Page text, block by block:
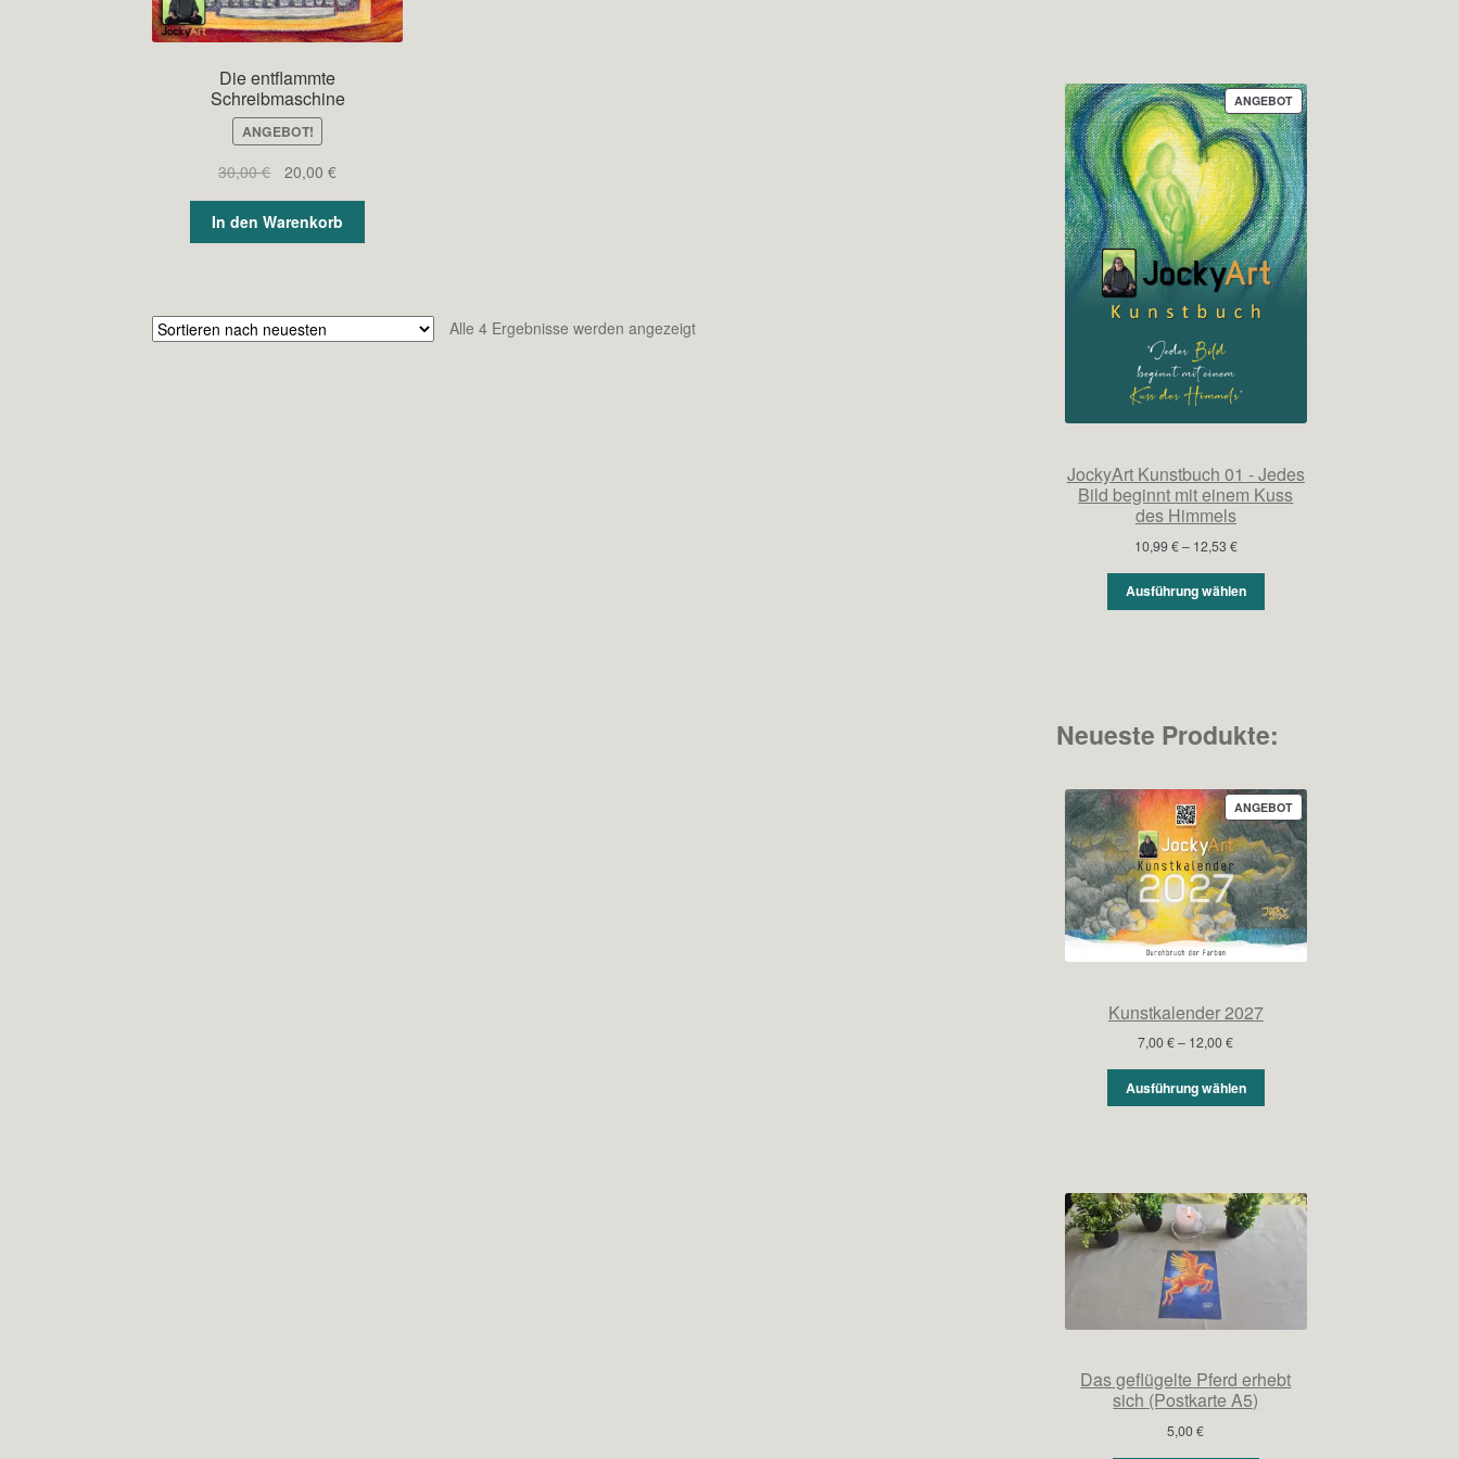
Die entflammte
Schreibmaschine
ANGEBOT!
30,00€
Ursprünglicher
war:
30,00 €
20,00 €Aktueller
ist:
20,00 €.
In den Warenkorb
Alle 4 Ergebnisse werden angezeigtNach
ANGEBOTPRODUKT
IM
ANGEBOT
JockyArt Kunstbuch 01 - Jedes
Bild beginnt mit einem Kuss
des Himmels
10,99€– 12,53 €Preisspanne:
bis
12,53 €
Ausführung wählen
Neueste Produkte:
ANGEBOTPRODUKT
IM
ANGEBOT
Kunstkalender 2027
7,00€– 12,00€Preisspanne:
bis
12,00 €
Ausführung wählen
Das geflügelte Pferd erhebt
sich (Postkarte A5)
5,00€